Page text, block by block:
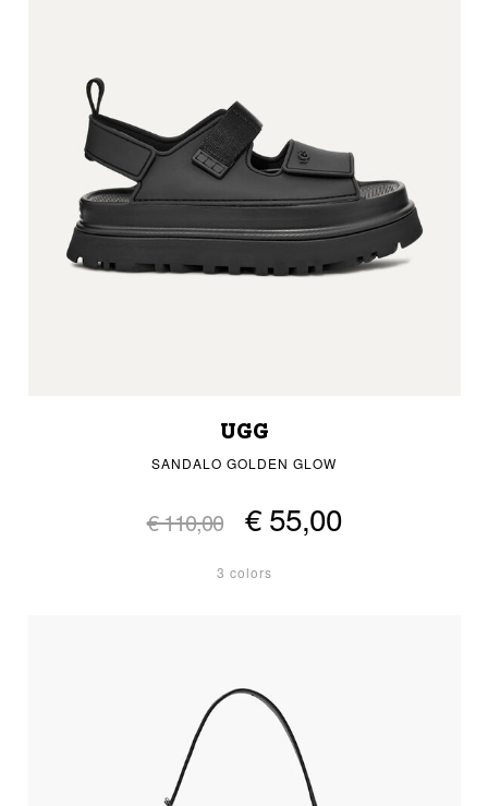
UGG
SANDALO GOLDEN GLOW
€ 110,00 € 55,00
3 colors